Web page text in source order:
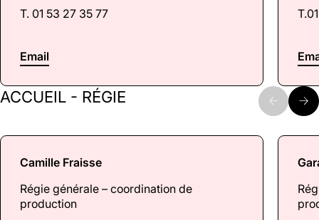
T. 01 53 27 35 77
Email
ACCUEIL - RÉGIE
Camille Fraisse
Régie générale – coordination de
production